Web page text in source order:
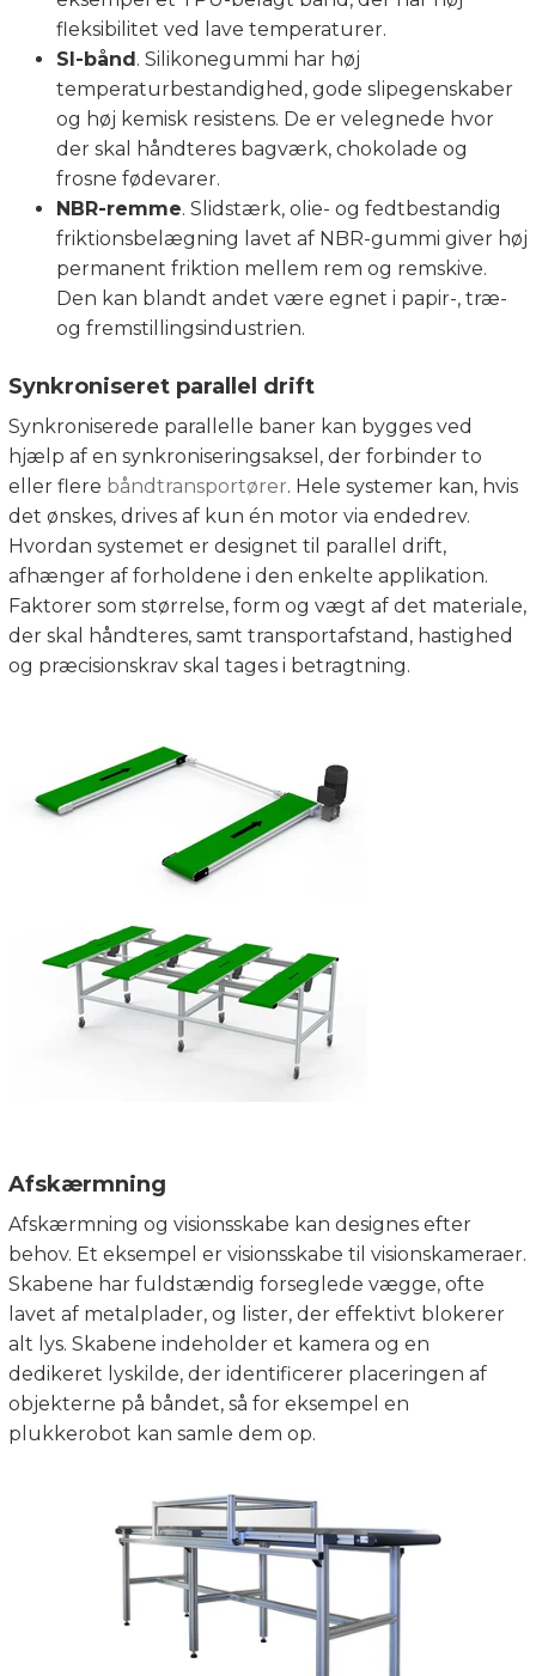
fleksibilitet ved lave temperaturer.
SI-bånd. Silikonegummi har høj
temperaturbestandighed, gode slipegenskaber
og høj kemisk resistens. De er velegnede hvor
der skal håndteres bagværk, chokolade og
frosne fødevarer.
NBR-remme. Slidstærk, olie- og fedtbestandig
friktionsbelægning lavet af NBR-gummi giver høj
permanent friktion mellem rem og remskive.
Den kan blandt andet være egnet i papir-, træ-
og fremstillingsindustrien.
Synkroniseret parallel drift
Synkroniserede parallelle baner kan bygges ved
hjælp af en synkroniseringsaksel, der forbinder to
eller flere båndtransportører. Hele systemer kan, hvis
det ønskes, drives af kun én motor via endedrev.
Hvordan systemet er designet til parallel drift,
afhænger af forholdene i den enkelte applikation.
Faktorer som størrelse, form og vægt af det materiale,
der skal håndteres, samt transportafstand, hastighed
og præcisionskrav skal tages i betragtning.
Afskærmning
Afskærmning og visionsskabe kan designes efter
behov. Et eksempel er visionsskabe til visionskameraer.
Skabene har fuldstændig forseglede vægge, ofte
lavet af metalplader, og lister, der effektivt blokerer
alt lys. Skabene indeholder et kamera og en
dedikeret lyskilde, der identificerer placeringen af
objekterne på båndet, så for eksempel en
plukkerobot kan samle dem op.